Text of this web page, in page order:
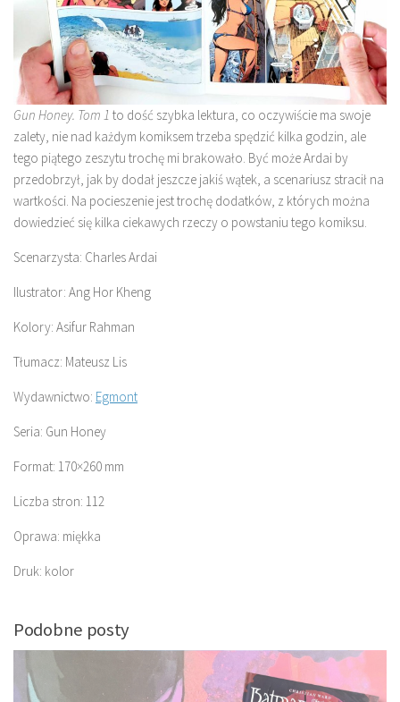
Gun Honey. Tom 1 to dość szybka lektura, co oczywiście ma swoje
zalety, nie nad każdym komiksem trzeba spędzić kilka godzin, ale
tego piątego zeszytu trochę mi brakowało. Być może Ardai by
przedobrzył, jak by dodał jeszcze jakiś wątek, a scenariusz stracił na
wartkości. Na pocieszenie jest trochę dodatków, z których można
dowiedzieć się kilka ciekawych rzeczy o powstaniu tego komiksu.
Scenarzysta: Charles Ardai
Ilustrator: Ang Hor Kheng
Kolory: Asifur Rahman
Tłumacz: Mateusz Lis
Wydawnictwo: Egmont
Seria: Gun Honey
Format: 170×260 mm
Liczba stron: 112
Oprawa: miękka
Druk: kolor
Podobne posty